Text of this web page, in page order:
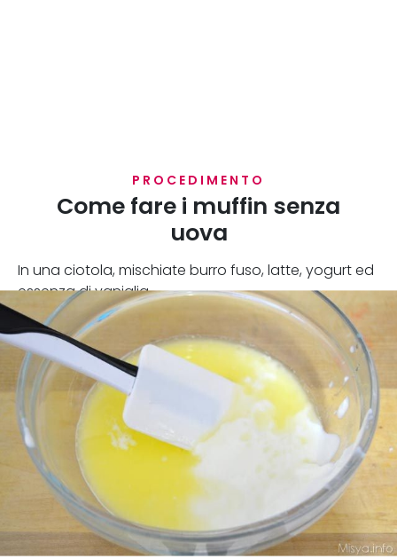
PROCEDIMENTO
Come fare i muffin senza
uova
In una ciotola, mischiate burro fuso, latte, yogurt ed
essenza di vaniglia.